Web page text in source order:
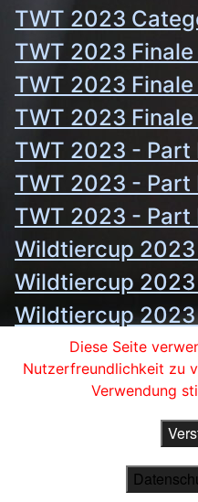
TWT 2023
TWT 2023
TWT 2023
TWT 2023
TWT 2023 - Part
TWT 2023 - Part
TWT 2023 - Part
Wildtiercup
Wildtiercup
Wildtiercup
Wildtiercup
Diese Seite
Nutzerfreundlichkeit zu
Verwendung